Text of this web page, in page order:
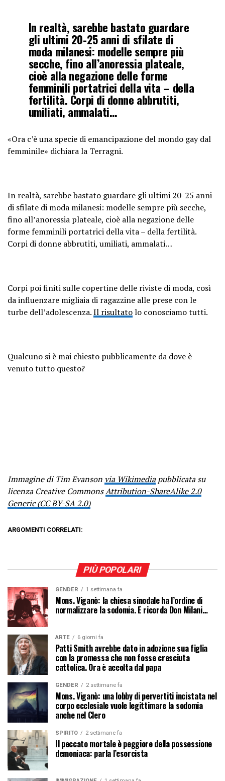
In realtà, sarebbe bastato guardare
gli ultimi 20-25 anni di sfilate di
moda milanesi: modelle sempre più
secche, fino all’anoressia plateale,
cioè alla negazione delle forme
femminili portatrici della vita – della
fertilità. Corpi di donne abbrutiti,
umiliati, ammalati…
«Ora c’è una specie di emancipazione del mondo gay dal
femminile» dichiara la Terragni.
In realtà, sarebbe bastato guardare gli ultimi 20-25 anni
di sfilate di moda milanesi: modelle sempre più secche,
fino all’anoressia plateale, cioè alla negazione delle
forme femminili portatrici della vita – della fertilità.
Corpi di donne abbrutiti, umiliati, ammalati…
Corpi poi finiti sulle copertine delle riviste di moda, così
da influenzare migliaia di ragazzine alle prese con le
turbe dell’adolescenza.Il risultatolo conosciamo tutti.
Qualcuno si è mai chiesto pubblicamente da dove è
venuto tutto questo?
Immagine di Tim Evanson via Wikimediapubblicata su
licenza Creative CommonsAttribution-ShareAlike 2.0
Generic (CC BY-SA 2.0)
ARGOMENTI CORRELATI:
PIÙ POPOLARI
GENDER 1 settimana fa
Mons. Viganò: la chiesa sinodale ha l’ordine di
normalizzare la sodomia. E ricorda Don Milani…
ARTE 6 giorni fa
Patti Smith avrebbe dato in adozione sua figlia
con la promessa che non fosse cresciuta
cattolica. Ora è accolta dal papa
GENDER 2 settimane fa
Mons. Viganò: una lobby di pervertiti incistata nel
corpo ecclesiale vuole legittimare la sodomia
anche nel Clero
SPIRITO 2 settimane fa
Il peccato mortale è peggiore della possessione
demoniaca: parla l’esorcista